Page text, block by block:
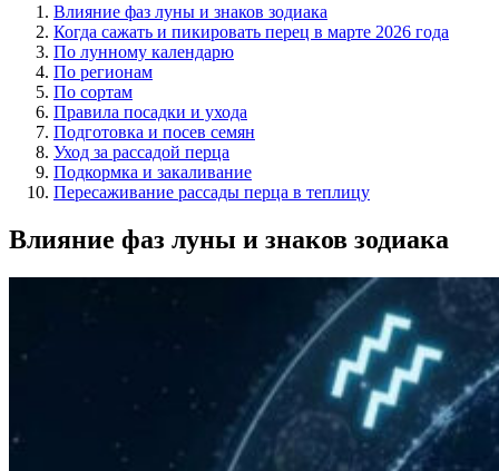
Влияние фаз луны и знаков зодиака
Когда сажать и пикировать перец в марте 2026 года
По лунному календарю
По регионам
По сортам
Правила посадки и ухода
Подготовка и посев семян
Уход за рассадой перца
Подкормка и закаливание
Пересаживание рассады перца в теплицу
Влияние фаз луны и знаков зодиака